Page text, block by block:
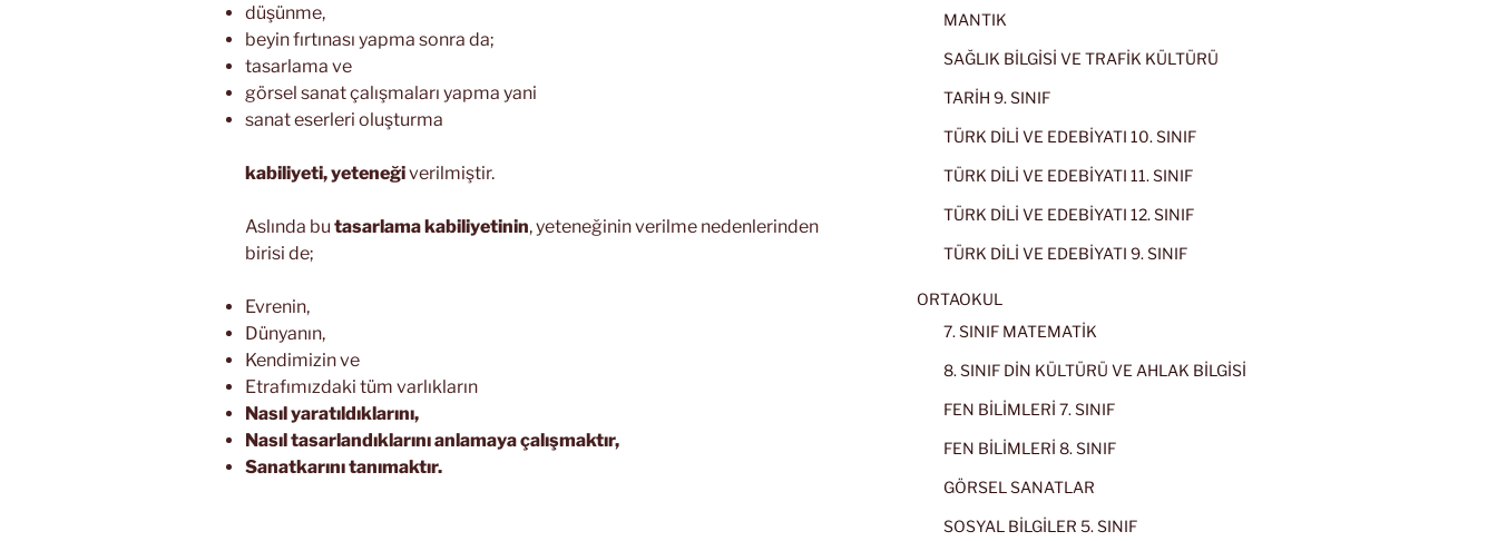
düşünme,
beyin fırtınası yapma sonra da;
tasarlama ve
görsel sanat çalışmaları yapma yani
sanat eserleri oluşturma
kabiliyeti, yeteneğiverilmiştir.
Aslında bu tasarlama kabiliyetinin, yeteneğinin verilme nedenlerinden
birisi de;
Evrenin,
Dünyanın,
Kendimizin ve
Etrafımızdaki tüm varlıkların
Nasıl yaratıldıklarını,
Nasıl tasarlandıklarını anlamaya çalışmaktır,
Sanatkarını tanımaktır.
MANTIK
SAĞLIK BİLGİSİ VE TRAFİK KÜLTÜRÜ
TARİH 9. SINIF
TÜRK DİLİ VE EDEBİYATI 10. SINIF
TÜRK DİLİ VE EDEBİYATI 11. SINIF
TÜRK DİLİ VE EDEBİYATI 12. SINIF
TÜRK DİLİ VE EDEBİYATI 9. SINIF
ORTAOKUL
7. SINIF MATEMATİK
8. SINIF DİN KÜLTÜRÜ VE AHLAK BİLGİSİ
FEN BİLİMLERİ 7. SINIF
FEN BİLİMLERİ 8. SINIF
GÖRSEL SANATLAR
SOSYAL BİLGİLER 5. SINIF